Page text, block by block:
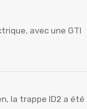
avec une GTI
la trappe ID2 a été